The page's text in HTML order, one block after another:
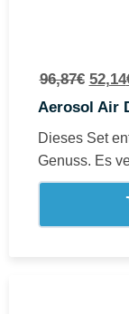
96,87€ 52,14
Aerosol Air
Dieses Set
Genuss. Es